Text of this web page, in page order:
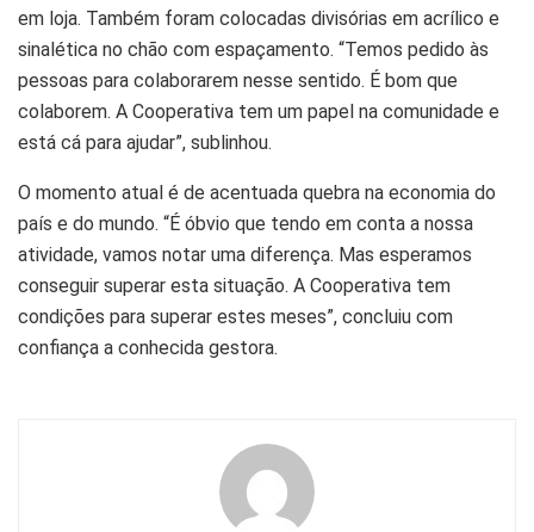
em loja. Também foram colocadas divisórias em acrílico e
sinalética no chão com espaçamento. “Temos pedido às
pessoas para colaborarem nesse sentido. É bom que
colaborem. A Cooperativa tem um papel na comunidade e
está cá para ajudar”, sublinhou.
O momento atual é de acentuada quebra na economia do
país e do mundo. “É óbvio que tendo em conta a nossa
atividade, vamos notar uma diferença. Mas esperamos
conseguir superar esta situação. A Cooperativa tem
condições para superar estes meses”, concluiu com
confiança a conhecida gestora.